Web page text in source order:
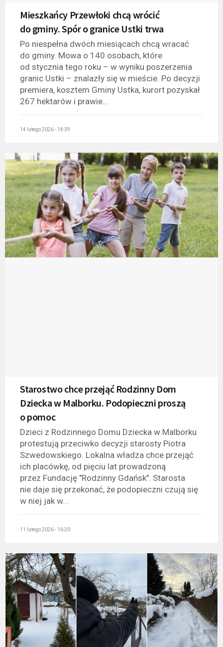
Mieszkańcy Przewłoki chcą wrócić
do gminy. Spór o granice Ustki trwa
Po niespełna dwóch miesiącach chcą wracać
do gminy. Mowa o 140 osobach, które
od stycznia tego roku – w wyniku poszerzenia
granic Ustki – znalazły się w mieście. Po decyzji
premiera, kosztem Gminy Ustka, kurort pozyskał
267 hektarów i prawie...
14 lutego 2026 - 14:39
Starostwo chce przejąć Rodzinny Dom
Dziecka w Malborku. Podopieczni proszą
o pomoc
Dzieci z Rodzinnego Domu Dziecka w Malborku
protestują przeciwko decyzji starosty Piotra
Szwedowskiego. Lokalna władza chce przejąć
ich placówkę, od pięciu lat prowadzoną
przez Fundację "Rodzinny Gdańsk". Starosta
nie daje się przekonać, że podopieczni czują się
w niej jak w...
11 lutego 2026 - 16:20